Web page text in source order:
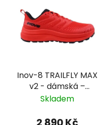
Inov-8 TRAILFLY MAX
v2 - dámská –
červená
Skladem